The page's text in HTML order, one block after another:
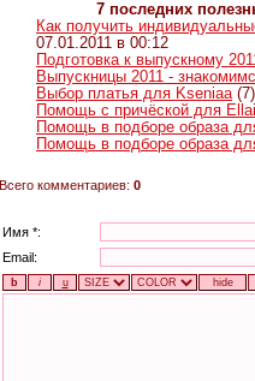
7 последних
Как получить
07.01.2011 в 00:12
Подготовка к выпускному
Выпускницы 2011 -
Выбор платья для Kseniaa
Помощь с причёской для
Помощь в подборе образа
Помощь в подборе образа
Всего комментариев: 0
Имя *:
Email: